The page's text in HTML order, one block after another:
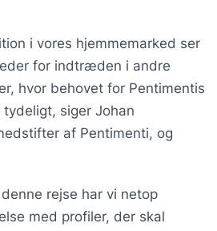
i vores hjemmemarked ser
for indtræden i andre
hvor behovet for Pentimentis
siger Johan
af Pentimenti, og
rejse har vi netop
med profiler, der skal